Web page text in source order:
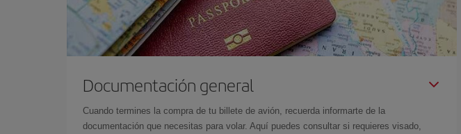
Documentación general
Cuando termines la compra de tu billete de avión, recuerda informarte de la
documentación que necesitas para volar. Aquí puedes consultar si requieres visado,